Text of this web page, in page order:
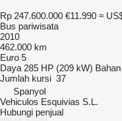
Rp 247.600.000 €11.990 ≈
Bus pariwisata
2010
462.000 km
Euro 5
Daya 285 HP (209 kW)
Jumlah kursi 37
Spanyol
Vehiculos Esquivias S.L.
Hubungi penjual